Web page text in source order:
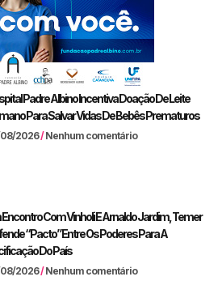
Padre Albino Incentiva Doação De Leite
Para Salvar Vidas De Bebês Prematuros
2026 Nenhum comentário
Encontro Com Vinholi E Arnaldo Jardim, Temer
“pacto” Entre Os Poderes Para A
Do País
2026 Nenhum comentário